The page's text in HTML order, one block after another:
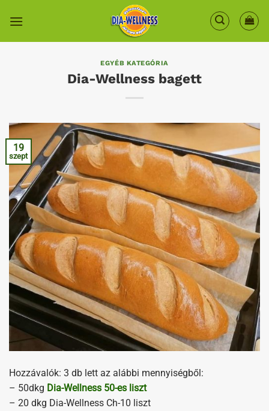
EGYÉB KATEGÓRIA
Dia-Wellness bagett
19
szept
Hozzávalók: 3 db lett az alábbi mennyiségből:
– 50dkg Dia-Wellness 50-es liszt
– 20 dkg Dia-Wellness Ch-10 liszt